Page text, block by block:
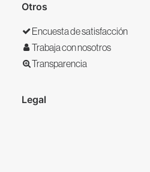
Otros
Encuesta de satisfacción
Trabaja con nosotros
Transparencia
Legal